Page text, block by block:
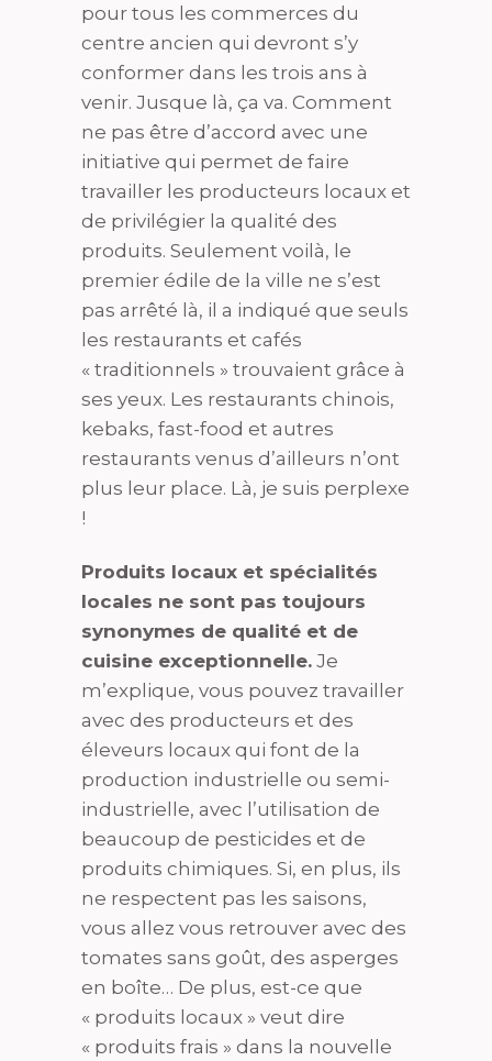
pour tous les commerces du
centre ancien qui devront s’y
conformer dans les trois ans à
venir. Jusque là, ça va. Comment
ne pas être d’accord avec une
initiative qui permet de faire
travailler les producteurs locaux et
de privilégier la qualité des
produits. Seulement voilà, le
premier édile de la ville ne s’est
pas arrêté là, il a indiqué que seuls
les restaurants et cafés
« traditionnels » trouvaient grâce à
ses yeux. Les restaurants chinois,
kebaks, fast-food et autres
restaurants venus d’ailleurs n’ont
plus leur place. Là, je suis perplexe
!
Produits locaux et spécialités
locales ne sont pas toujours
synonymes de qualité et de
cuisine exceptionnelle. Je
m’explique, vous pouvez travailler
avec des producteurs et des
éleveurs locaux qui font de la
production industrielle ou semi-
industrielle, avec l’utilisation de
beaucoup de pesticides et de
produits chimiques. Si, en plus, ils
ne respectent pas les saisons,
vous allez vous retrouver avec des
tomates sans goût, des asperges
en boîte… De plus, est-ce que
« produits locaux » veut dire
« produits frais » dans la nouvelle